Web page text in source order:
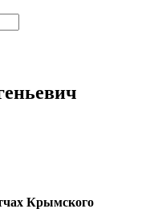
Крымского